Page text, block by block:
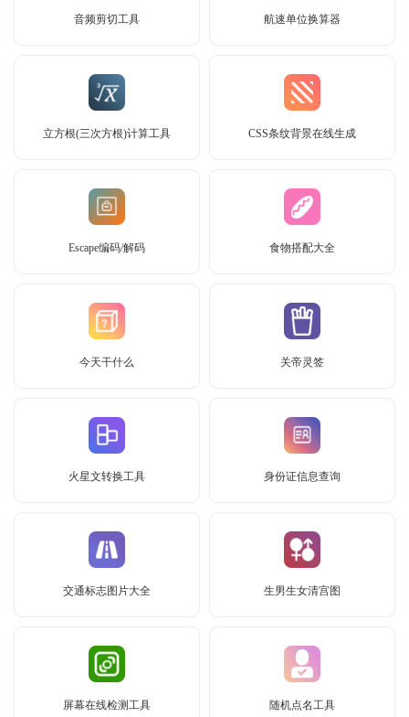
音频剪切工具 航速单位换算器
立方根(三次方根)计算工具 CSS条纹背景在线生成
Escape编码/解码 食物搭配大全
今天干什么 关帝灵签
火星文转换工具 身份证信息查询
交通标志图片大全 生男生女清宫图
屏幕在线检测工具 随机点名工具